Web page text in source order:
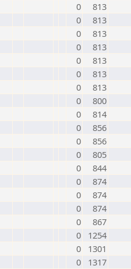
0
813
0
813
0
813
0
813
0
813
0
813
0
813
0
800
0
814
0
856
0
856
0
805
0
844
0
874
0
874
0
874
0
867
0
1254
0
1301
0
1317